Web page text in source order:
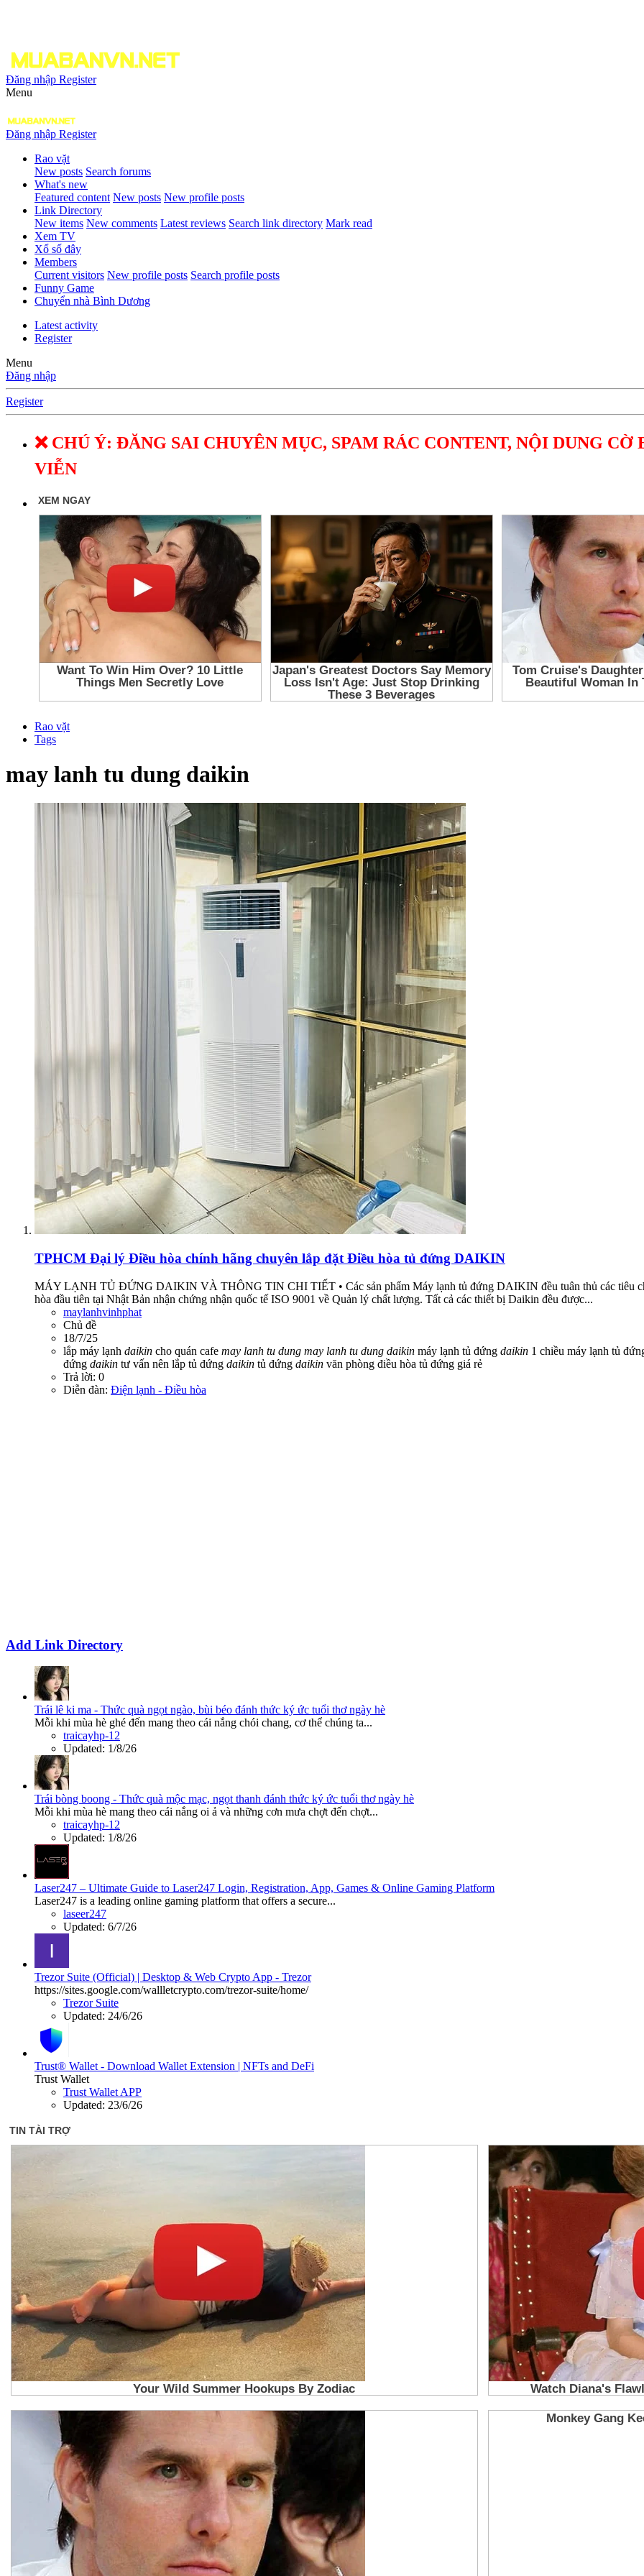
Đăng nhập Register
Menu
Đăng nhập Register
Rao vặt
New posts Search forums
What's new
Featured content New posts New profile posts
Link Directory
New items New comments Latest reviews Search link directory Mark read
Xem TV
Xổ số đây
Members
Current visitors New profile posts Search profile posts
Funny Game
Chuyển nhà Bình Dương
Latest activity
Register
Menu
Đăng nhập
Register
❌ CHÚ Ý: ĐĂNG SAI CHUYÊN MỤC, SPAM RÁC CONTENT, NỘI DUNG
VIỄN
Rao vặt
Tags
may lanh tu dung daikin
TPHCM Đại lý Điều hòa chính hãng chuyên lắp đặt Điều hòa tủ đứng DAIKIN
MÁY LẠNH TỦ ĐỨNG DAIKIN VÀ THÔNG TIN CHI TIẾT • Các sản phẩm Máy lạnh tủ đứng DAIKIN đều tuân thủ các tiêu
hòa đầu tiên tại Nhật Bản nhận chứng nhận quốc tế ISO 9001 về Quản lý chất lượng. Tất cả các thiết bị Daikin đều được...
maylanhvinhphat
Chủ đề
18/7/25
lắp máy lạnh daikin cho quán cafe may lanh tu dung may lanh tu dung daikin máy lạnh tủ đứng daikin 1 chiều máy lạnh tủ
đứng daikin tư vấn nên lắp tủ đứng daikin tủ đứng daikin văn phòng điều hòa tủ đứng giá rẻ
Trả lời: 0
Diễn đàn: Điện lạnh - Điều hòa
Add Link Directory
Trái lê ki ma - Thức quà ngọt ngào, bùi béo đánh thức ký ức tuổi thơ ngày hè
Mỗi khi mùa hè ghé đến mang theo cái nắng chói chang, cơ thể chúng ta...
traicayhp-12
Updated: 1/8/26
Trái bòng boong - Thức quà mộc mạc, ngọt thanh đánh thức ký ức tuổi thơ ngày hè
Mỗi khi mùa hè mang theo cái nắng oi ả và những cơn mưa chợt đến chợt...
traicayhp-12
Updated: 1/8/26
Laser247 – Ultimate Guide to Laser247 Login, Registration, App, Games & Online Gaming Platform
Laser247 is a leading online gaming platform that offers a secure...
laseer247
Updated: 6/7/26
Trezor Suite (Official) | Desktop & Web Crypto App - Trezor
https://sites.google.com/wallletcrypto.com/trezor-suite/home/
Trezor Suite
Updated: 24/6/26
Trust® Wallet - Download Wallet Extension | NFTs and DeFi
Trust Wallet
Trust Wallet APP
Updated: 23/6/26